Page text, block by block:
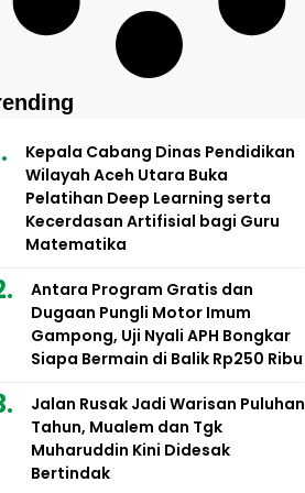
Kepala Cabang Dinas Pendidikan
Wilayah Aceh Utara Buka
Pelatihan Deep Learning serta
Kecerdasan Artifisial bagi Guru
Matematika
Antara Program Gratis dan
Dugaan Pungli Motor Imum
Gampong, Uji Nyali APH Bongkar
Siapa Bermain di Balik Rp250 Ribu
Jalan Rusak Jadi Warisan Puluhan
Tahun, Mualem dan Tgk
Muharuddin Kini Didesak
Bertindak